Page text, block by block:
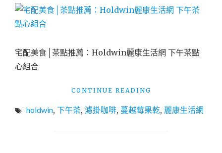
宅配美食│茶點推薦：Holdwin麗康生活網 下午茶點
心組合
CONTINUE READING
美
│
holdwin, 下午茶, 濾掛咖啡, 蔓越莓果乾, 麗康生活網